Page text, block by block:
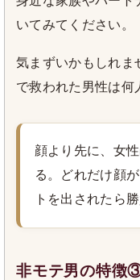
いてみてください。
気まずいかもしれま
で救われた男性は何
顔より先に、女
る。どれだけ顔
トを出されたら
非モテ男の特徴